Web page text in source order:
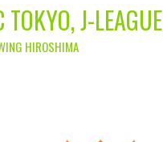
J-LEAGUE
HIROSHIMA